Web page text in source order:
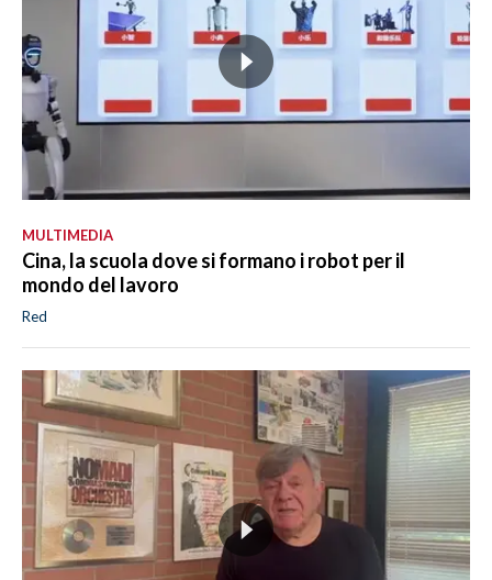
MULTIMEDIA
Cina, la scuola dove si formano i robot per il
mondo del lavoro
Red